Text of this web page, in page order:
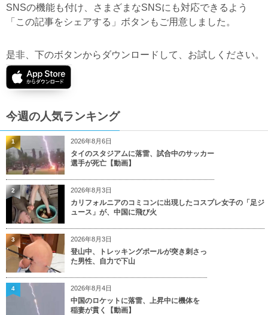
SNSの機能も付け、さまざまなSNSにも対応できるよう
「この記事をシェアする」ボタンもご用意しました。
是非、下のボタンからダウンロードして、お試しください。
今週の人気ランキング
2026年8月6日
タイのスタジアムに落雷、試合中のサッカー
選手が死亡【動画】
1
2026年8月3日
カリフォルニアのコミコンに出現したコスプレ女子の「足ジ
ュース」が、中国に飛び火
2
2026年8月3日
登山中、トレッキングポールが突き刺さっ
た男性、自力で下山
3
2026年8月4日
中国のロケットに落雷、上昇中に機体を
稲妻が貫く【動画】
4